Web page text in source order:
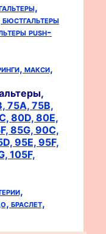
бюстгальтеры
push-
макси,
75A, 75B,
80D, 80E,
85G, 90C,
95E, 95F,
105F,
браслет,